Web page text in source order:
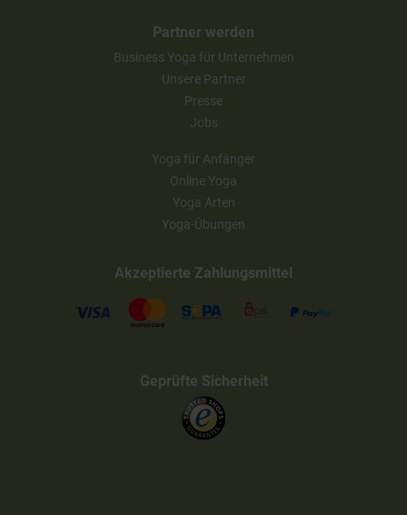
Partner werden
Business Yoga für Unternehmen
Unsere Partner
Presse
Jobs
Yoga für Anfänger
Online Yoga
Yoga Arten
Yoga-Übungen
Akzeptierte Zahlungsmittel
Geprüfte Sicherheit